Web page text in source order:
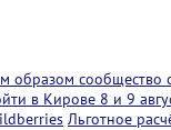
образом сообщество
в Кирове 8 и 9
Льготное